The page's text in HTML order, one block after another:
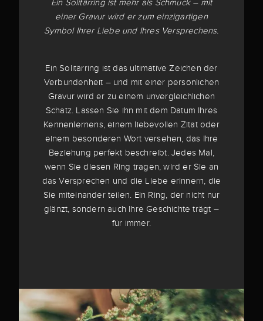
Ein Solitärring ist mehr als Schmuck – mit
einer Gravur wird er zum einzigartigen
Symbol Ihrer Liebe und Ihres Versprechens.
Ein Solitärring ist das ultimative Zeichen der
Verbundenheit – und mit einer persönlichen
Gravur wird er zu einem unvergleichlichen
Schatz. Lassen Sie ihn mit dem Datum Ihres
Kennenlernens, einem liebevollen Zitat oder
einem besonderen Wort versehen, das Ihre
Beziehung perfekt beschreibt. Jedes Mal,
wenn Sie diesen Ring tragen, wird er Sie an
das Versprechen und die Liebe erinnern, die
Sie miteinander teilen. Ein Ring, der nicht nur
glänzt, sondern auch Ihre Geschichte trägt –
für immer.